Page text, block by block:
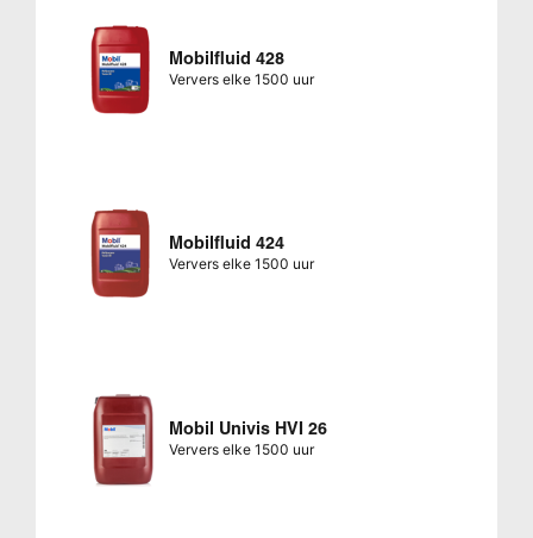
Mobilfluid 428
Ververs elke 1500 uur
Mobilfluid 424
Ververs elke 1500 uur
Mobil Univis HVI 26
Ververs elke 1500 uur